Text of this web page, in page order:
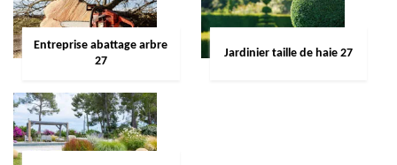
Entreprise abattage arbre
27
Jardinier taille de haie 27